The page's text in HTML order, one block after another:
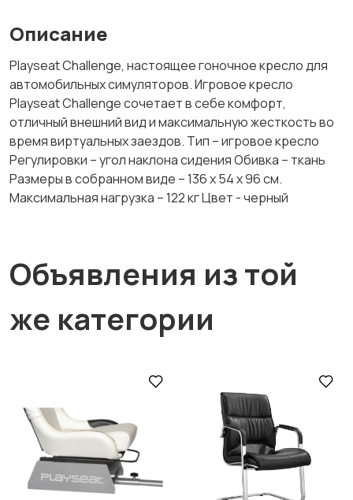
Описание
Playseat Challenge, настоящее гоночное кресло для
автомобильных симуляторов. Игровое кресло
Playseat Challenge сочетает в себе комфорт,
отличный внешний вид и максимальную жесткость во
время виртуальных заездов. Тип – игровое кресло
Регулировки – угол наклона сидения Обивка – ткань
Размеры в собранном виде – 136 x 54 x 96 см.
Максимальная нагрузка – 122 кг Цвет - черный
Объявления из той
же категории